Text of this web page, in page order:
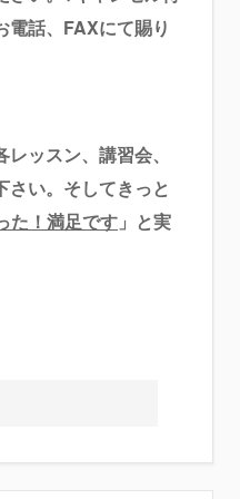
電話、FAXにて賜り
ッスン、講習会、
さい。そしてきっと
た！満足です 」 と実